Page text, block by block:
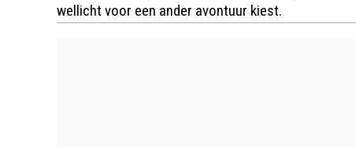
wellicht voor een ander avontuur kiest.